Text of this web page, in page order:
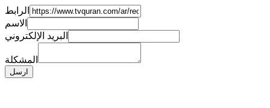
الرابط
الاسم
البريد الإلكتروني
المشكلة
ارسل